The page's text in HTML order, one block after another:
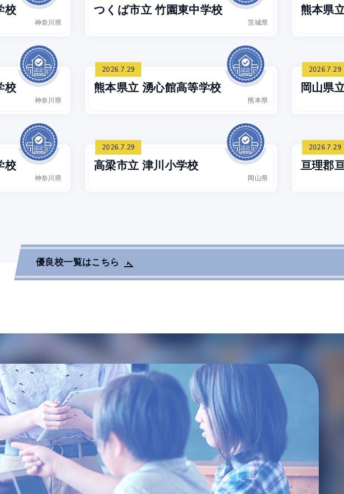
校
神奈川県
校
神奈川県
校
神奈川県
つくば市立 竹園東中学校
茨城県
2026.7.29
熊本県立 湧心館高等学校
熊本県
2026.7.29
高梁市立 津川小学校
岡山県
熊本県
2026.7.29
岡山県
2026.7.29
亘理郡
優良校一覧はこちら